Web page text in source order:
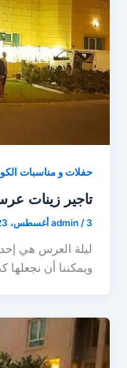
حفلات و مناسبات الكويت |60656620| أفراح
تاجير زينات
admin /3 أغسطس، 2023
ليلة العرس هي
ويمكننا أن